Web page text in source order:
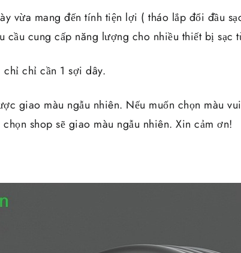
vừa mang đến tính tiện lợi ( tháo lắp đổi đầu
cầu cung cấp năng lượng cho nhiều thiết bị sạc
chỉ cần 1 sợi dây.
giao màu ngẫu nhiên. Nếu muốn chọn màu
shop sẽ giao màu ngẫu nhiên. Xin cảm ơn!